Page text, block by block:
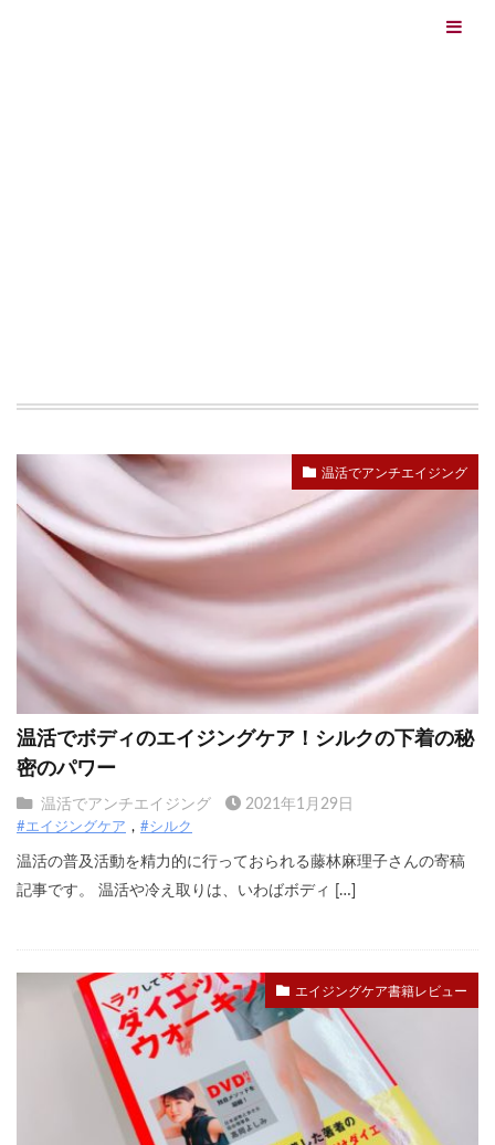
温活でアンチエイジング
温活でボディのエイジングケア！シルクの下着の秘
密のパワー
温活でアンチエイジング 2021年1月29日
#エイジングケア #シルク
温活の普及活動を精力的に行っておられる藤林麻理子さんの寄稿
記事です。 温活や冷え取りは、いわばボディ […]
エイジングケア書籍レビュー